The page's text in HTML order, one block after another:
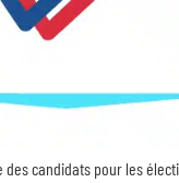
des candidats pour les